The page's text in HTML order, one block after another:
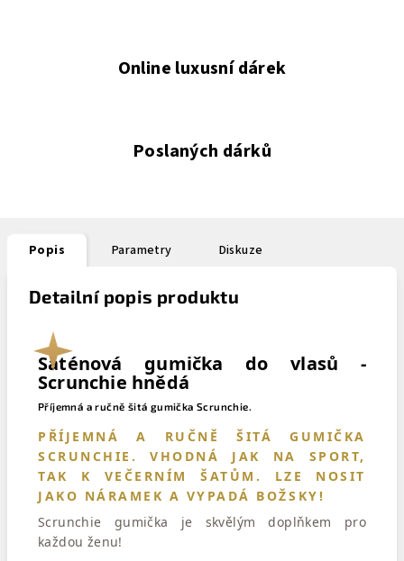
Online luxusní dárek
Poslaných dárků
Popis Parametry Diskuze
Detailní popis produktu
Saténová gumička do vlasů -
Scrunchie hnědá
Příjemná a ručně šitá gumička Scrunchie.
PŘÍJEMNÁ A RUČNĚ ŠITÁ GUMIČKA
SCRUNCHIE. VHODNÁ JAK NA SPORT,
TAK K VEČERNÍM ŠATŮM. LZE NOSIT
JAKO NÁRAMEK A VYPADÁ BOŽSKY!
Scrunchie gumička je skvělým doplňkem pro
každou ženu!